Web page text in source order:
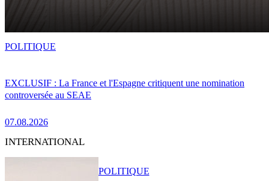
EXCLUSIF : La France et l'Espagne critiquent une nomination
controversée au SEAE
07.08.2026
POLITIQUE
INTERNATIONAL
POLITIQUE